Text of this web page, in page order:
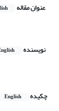
عنوان مقاله
نویسنده
چکیده
English